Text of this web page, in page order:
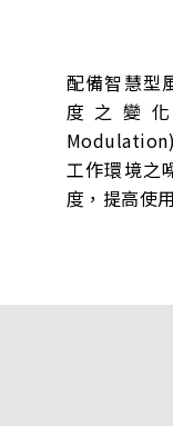
配備智慧型
度之變化
工作環境之
度，提高使